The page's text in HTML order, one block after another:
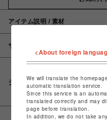
アイテム説明 / 素材
サイズ
シェアする
<About foreign
We will translate the
automatic translation service.
Since this service is an
translated correctly and may
page before translation.
In addition, we do not take